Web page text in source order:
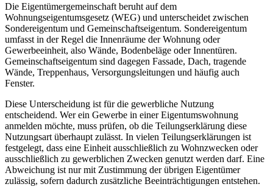
Die Eigentümergemeinschaft beruht auf dem
Wohnungseigentumsgesetz (WEG) und unterscheidet zwischen
Sondereigentum und Gemeinschaftseigentum. Sondereigentum
umfasst in der Regel die Innenräume der Wohnung oder
Gewerbeeinheit, also Wände, Bodenbeläge oder Innentüren.
Gemeinschaftseigentum sind dagegen Fassade, Dach, tragende
Wände, Treppenhaus, Versorgungsleitungen und häufig auch
Fenster.
Diese Unterscheidung ist für die gewerbliche Nutzung
entscheidend. Wer ein Gewerbe in einer Eigentumswohnung
anmelden möchte, muss prüfen, ob die Teilungserklärung diese
Nutzungsart überhaupt zulässt. In vielen Teilungserklärungen ist
festgelegt, dass eine Einheit ausschließlich zu Wohnzwecken oder
ausschließlich zu gewerblichen Zwecken genutzt werden darf. Eine
Abweichung ist nur mit Zustimmung der übrigen Eigentümer
zulässig, sofern dadurch zusätzliche Beeinträchtigungen entstehen.